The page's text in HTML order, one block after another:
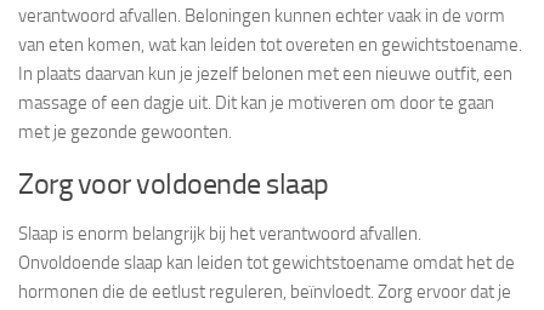
verantwoord afvallen. Beloningen kunnen echter vaak in de vorm
van eten komen, wat kan leiden tot overeten en gewichtstoename.
In plaats daarvan kun je jezelf belonen met een nieuwe outfit, een
massage of een dagje uit. Dit kan je motiveren om door te gaan
met je gezonde gewoonten.
Zorg voor voldoende slaap
Slaap is enorm belangrijk bij het verantwoord afvallen.
Onvoldoende slaap kan leiden tot gewichtstoename omdat het de
hormonen die de eetlust reguleren, beïnvloedt. Zorg ervoor dat je